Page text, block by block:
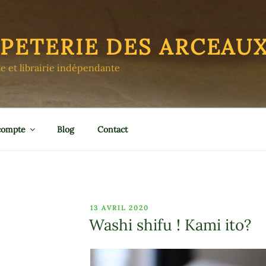
DES
et librairie indépendante
Blog Contact
PUBLIÉ
13 AVRIL 2020
Washi shifu ! Kami ito?